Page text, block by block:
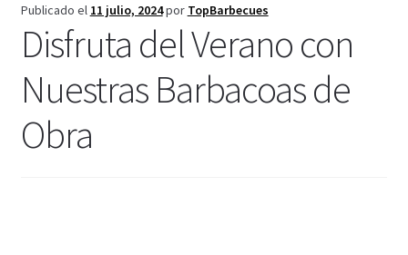
Publicado el 11 julio, 2024por TopBarbecues
Disfruta del Verano con
Nuestras Barbacoas de
Obra